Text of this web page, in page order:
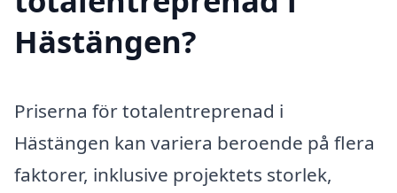
Hästängen?
Priserna för totalentreprenad i
Hästängen kan variera beroende på flera
faktorer, inklusive projektets storlek,